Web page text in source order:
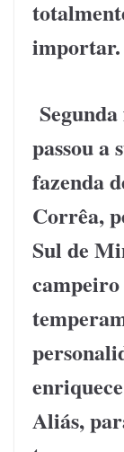
importar.
passou a
fazenda
Corrêa,
Sul de
Aliás,